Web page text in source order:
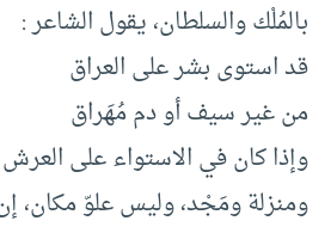
بالمُلْك والسلطان، يقول الشاعر :
قد استوى بشر على العراق
من غير سيف أو دم مُهَراق
وإذا كان في الاستواء على
ومنزلة ومَجْد، وليس علوّ مكان،